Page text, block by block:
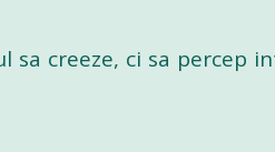
sa creeze, ci sa percep